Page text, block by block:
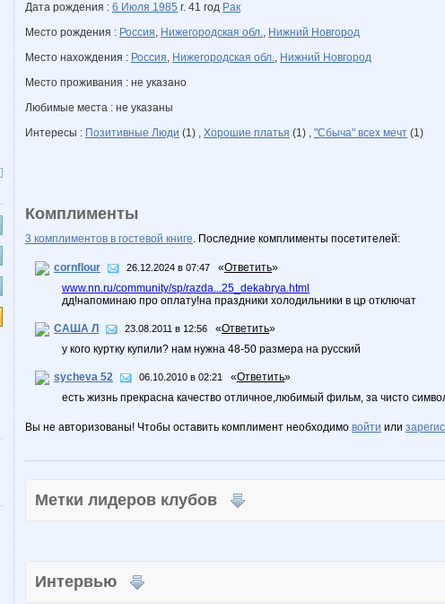
Дата рождения : 6 Июля 1985 г. 41 год Рак
Место рождения : Россия, Нижегородская обл., Нижний Новгород
Место нахождения : Россия, Нижегородская обл., Нижний Новгород
Место проживания : не указано
Любимые места : не указаны
Интересы : Позитивные Люди (1) , Хорошие платья (1) , "Сбыча" всех мечт (1)
Комплименты
3 комплиментов в гостевой книге. Последние комплименты посетителей:
cornflour 26.12.2024 в 07:47 «Ответить»
www.nn.ru/community/sp/razda...25_dekabrya.html
дд!напоминаю про оплату!на праздники холодильники в цр отключат
САША Л 23.08.2011 в 12:56 «Ответить»
у кого куртку купили? нам нужна 48-50 размера на русский
sycheva 52 06.10.2010 в 02:21 «Ответить»
есть жизнь прекрасна качество отличное,любимый фильм, за чисто
Вы не авторизованы! Чтобы оставить комплимент необходимо войти или
Метки лидеров клубов
Интервью